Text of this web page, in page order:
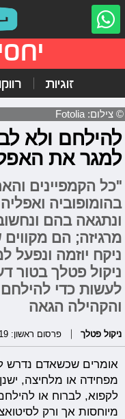
זוגיות
© צילום: Fotolia
להילחם ולא
למגר את
"כל הקמפיינים
בהומופוביה
ונתגאה בהם
מרגיזה; הם
ניקח יוזמה ונפעל
ניקול פטלך בטור
לעשות כדי
והקהילה הגאה
ניקול פטלך פרסום ראשון: 05/08/2019, 15:00
אומרים שכשאדם נדרש
מפחידה או מלחיצה,
לקפוא, לברוח או
מיוחסות אך ורק